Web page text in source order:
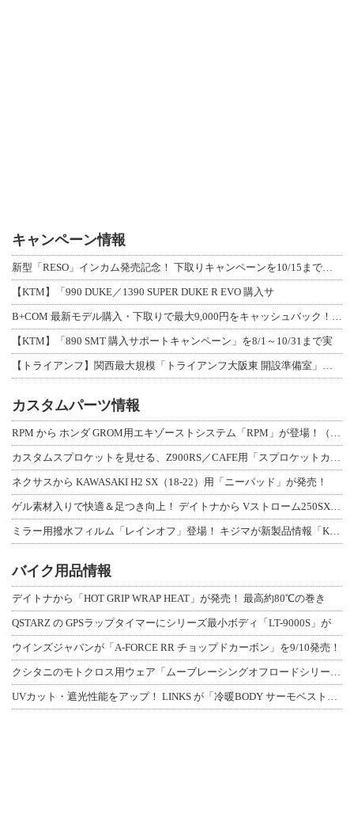
キャンペーン情報
新型「RESO」インカム発売記念！ 下取りキャンペーンを10/15まで延長して開
【KTM】「990 DUKE／1390 SUPER DUKE R EVO 購入サ
B+COM 最新モデル購入・下取りで最大9,000円をキャッシュバック！「B+F
【KTM】「890 SMT 購入サポートキャンペーン」を8/1～10/31まで実
【トライアンフ】関西最大規模「トライアンフ大阪東 開設準備室」がオープン！ 限定
カスタムパーツ情報
RPM から ホンダ GROM用エキゾーストシステム「RPM」が登場！（動画あり
カスタムスプロケットを見せる、Z900RS／CAFE用「スプロケットカバーフルキ
ネクサスから KAWASAKI H2 SX（18-22）用「ニーパッド」が発売！
ゲル素材入りで快適＆足つき向上！ デイトナから Vストローム250SX用「快適ロ
ミラー用撥水フィルム「レインオフ」登場！ キジマが新製品情報「KIJIMA NE
バイク用品情報
デイトナから「HOT GRIP WRAP HEAT」が発売！ 最高約80℃の巻き
QSTARZ の GPSラップタイマーにシリーズ最小ボディ「LT-9000S」が
ウインズジャパンが「A-FORCE RR チョップドカーボン」を9/10発売！
クシタニのモトクロス用ウェア「ムーブレーシングオフロードシリーズ」3アイテムが登
UVカット・遮光性能をアップ！ LINKS が「冷暖BODY サーモベスト」改良